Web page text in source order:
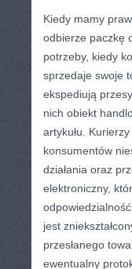
Kiedy mamy
odbierze paczkę
potrzeby, kiedy
sprzedaje swoje
ekspediują
nich obiekt
artykułu.
konsumentów
działania oraz
elektroniczny,
jest
przesłanego
ewentualny